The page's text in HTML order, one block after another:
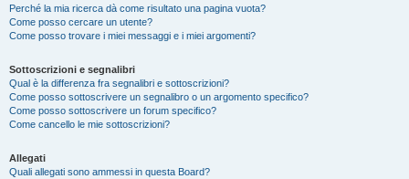
Perché la mia ricerca dà come risultato una pagina vuota?
Come posso cercare un utente?
Come posso trovare i miei messaggi e i miei argomenti?
Sottoscrizioni e segnalibri
Qual è la differenza fra segnalibri e sottoscrizioni?
Come posso sottoscrivere un segnalibro o un argomento specifico?
Come posso sottoscrivere un forum specifico?
Come cancello le mie sottoscrizioni?
Allegati
Quali allegati sono ammessi in questa Board?